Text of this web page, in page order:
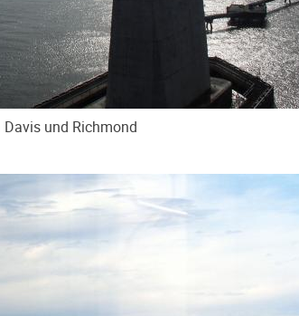
und Richmond